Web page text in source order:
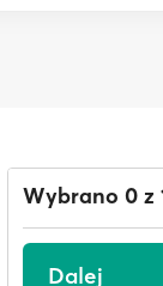
Wybrano 0 z
Dalej